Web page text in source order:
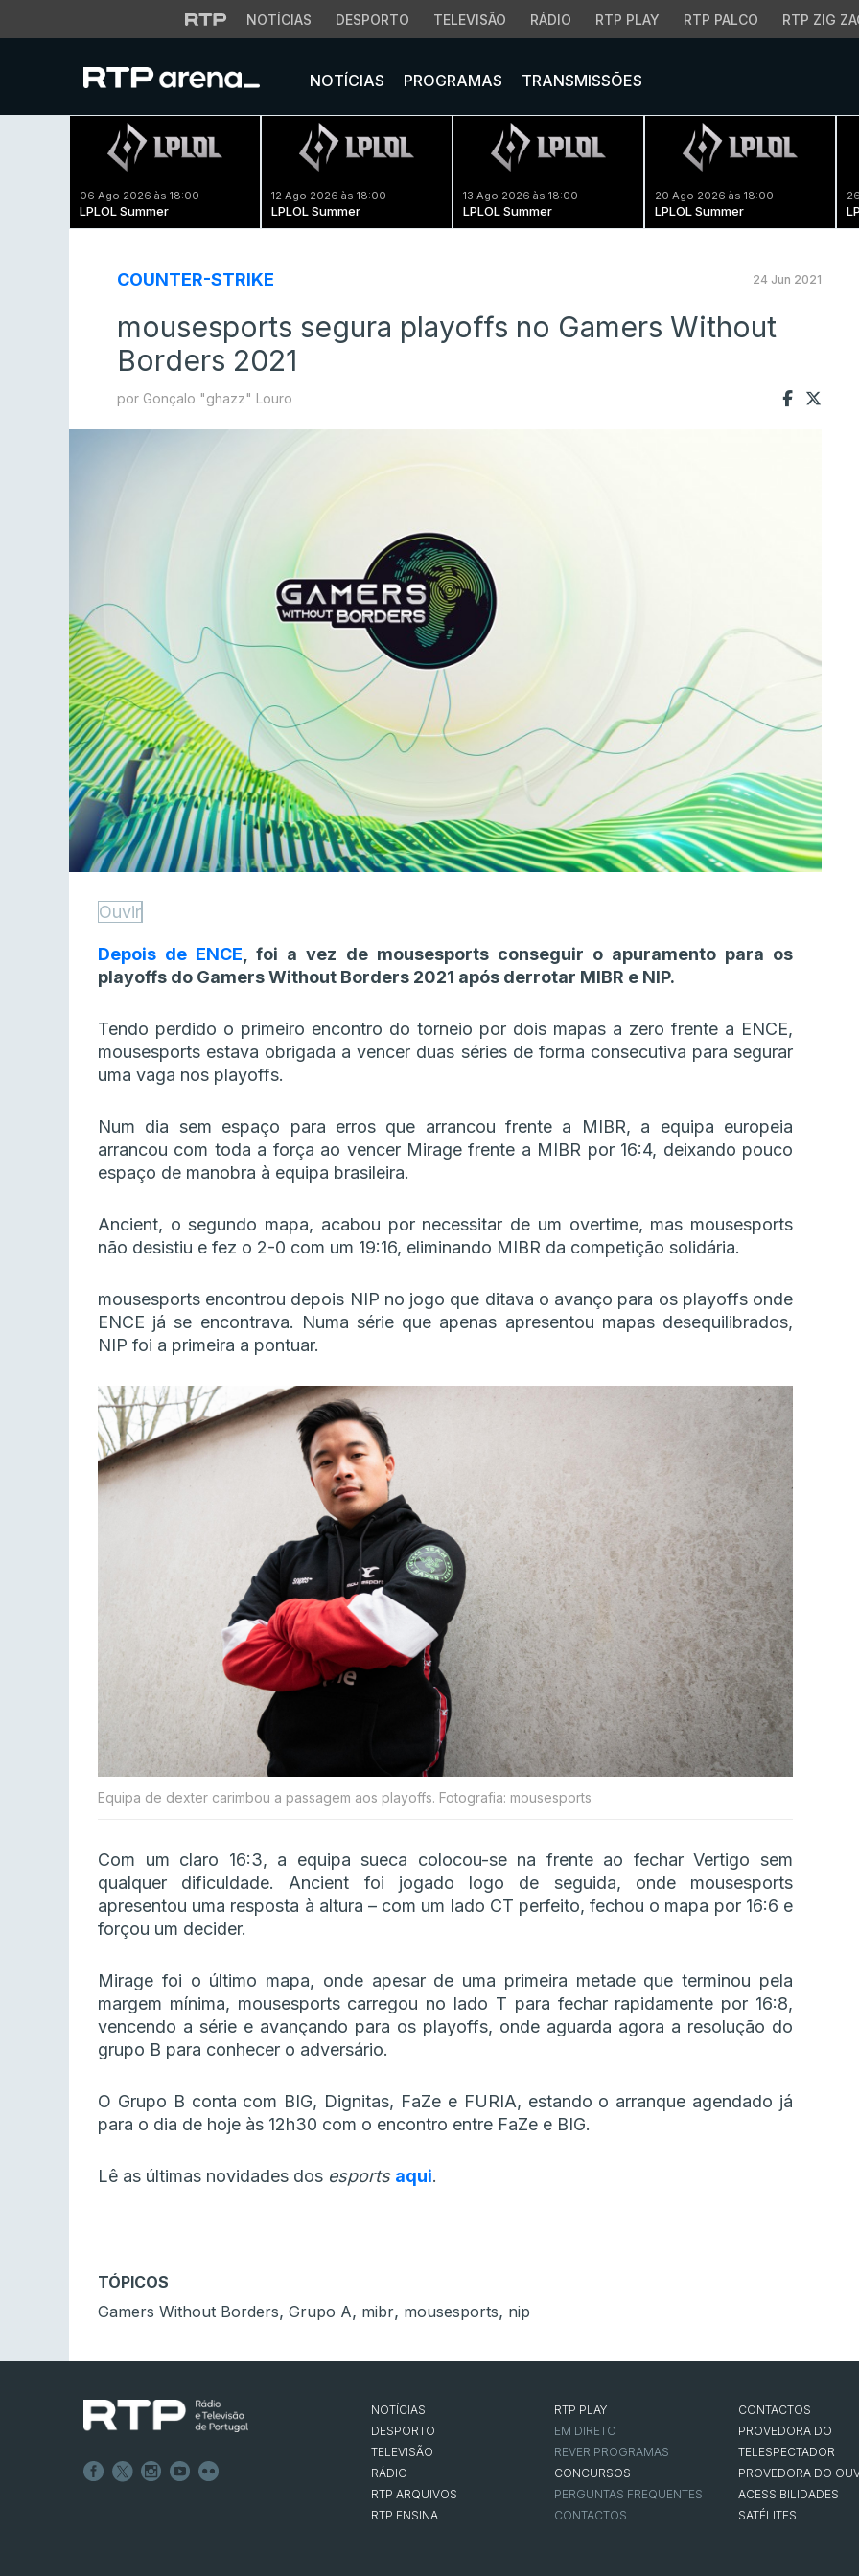
NOTÍCIAS DESPORTO TELEVISÃO RÁDIO RTP PLAY RTP PALCO RTP ZIG
NOTÍCIAS PROGRAMAS TRANSMISSÕES
06 Ago 2026 às 18:00
LPLOL Summer
12 Ago 2026 às 18:00
LPLOL Summer
13 Ago 2026 às 18:00
LPLOL Summer
20 Ago 2026 às 18:00
LPLOL Summer
COUNTER-STRIKE 24 Jun 2021
mousesports segura playoffs no Gamers Without
Borders 2021
por Gonçalo "ghazz" Louro
Ouvir
Depois de ENCE, foi a vez de mousesports conseguir o apuramento para os
playoffs do Gamers Without Borders 2021 após derrotar MIBR e NIP.
Tendo perdido o primeiro encontro do torneio por dois mapas a zero frente a ENCE,
mousesports estava obrigada a vencer duas séries de forma consecutiva para segurar
uma vaga nos playoffs.
Num dia sem espaço para erros que arrancou frente a MIBR, a equipa europeia
arrancou com toda a força ao vencer Mirage frente a MIBR por 16:4, deixando pouco
espaço de manobra à equipa brasileira.
Ancient, o segundo mapa, acabou por necessitar de um overtime, mas mousesports
não desistiu e fez o 2-0 com um 19:16, eliminando MIBR da competição solidária.
mousesports encontrou depois NIP no jogo que ditava o avanço para os playoffs onde
ENCE já se encontrava. Numa série que apenas apresentou mapas desequilibrados,
NIP foi a primeira a pontuar.
Equipa de dexter carimbou a passagem aos playoffs. Fotografia: mousesports
Com um claro 16:3, a equipa sueca colocou-se na frente ao fechar Vertigo sem
qualquer dificuldade. Ancient foi jogado logo de seguida, onde mousesports
apresentou uma resposta à altura – com um lado CT perfeito, fechou o mapa por 16:6 e
forçou um decider.
Mirage foi o último mapa, onde apesar de uma primeira metade que terminou pela
margem mínima, mousesports carregou no lado T para fechar rapidamente por 16:8,
vencendo a série e avançando para os playoffs, onde aguarda agora a resolução do
grupo B para conhecer o adversário.
O Grupo B conta com BIG, Dignitas, FaZe e FURIA, estando o arranque agendado já
para o dia de hoje às 12h30 com o encontro entre FaZe e BIG.
Lê as últimas novidades dos esports aqui.
TÓPICOS
Gamers Without Borders, Grupo A, mibr, mousesports, nip
NOTÍCIAS
DESPORTO
TELEVISÃO
RÁDIO
RTP ARQUIVOS
RTP ENSINA
RTP PLAY
EM DIRETO
REVER PROGRAMAS
CONCURSOS
PERGUNTAS FREQUENTES
CONTACTOS
CONTACTOS
PROVEDORA DO
TELESPECTADOR
PROVEDORA DO
ACESSIBILIDADES
SATÉLITES